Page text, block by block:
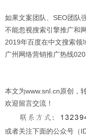
如果文案团队、SEO团队
不能忽视搜索引擎推广和
2019年百度在中文搜索领
广州网络营销推广热线
本文为www.snl.cn原创，
欢迎留言交流！
或者关注下面的公众号（